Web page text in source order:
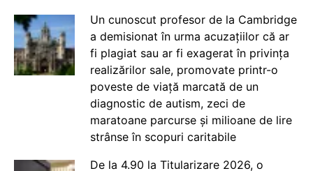
Un cunoscut profesor de la Cambridge
a demisionat în urma acuzațiilor că ar
fi plagiat sau ar fi exagerat în privința
realizărilor sale, promovate printr-o
poveste de viață marcată de un
diagnostic de autism, zeci de
maratoane parcurse și milioane de lire
strânse în scopuri caritabile
De la 4.90 la Titularizare 2026, o